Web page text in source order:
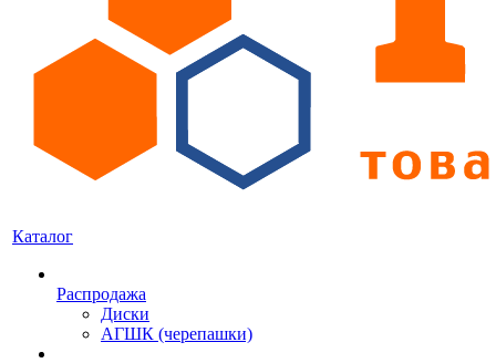
Каталог
Распродажа
Диски
АГШК (черепашки)